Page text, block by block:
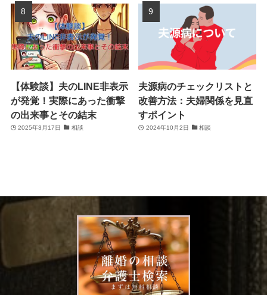
【体験談】夫のLINE非表示
が発覚！実際にあった衝撃
の出来事とその結末
2025年3月17日 相談
夫源病のチェックリストと
改善方法：夫婦関係を見直
すポイント
2024年10月2日 相談